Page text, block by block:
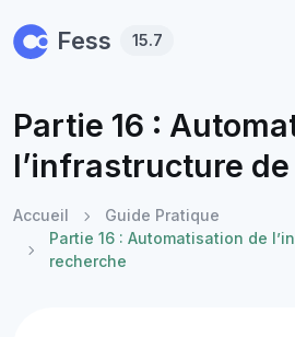
Fess 15.7
Partie 16 :
l’infrastructure
Accueil
Guide Pratique
Partie 16 : Automatisation de
recherche